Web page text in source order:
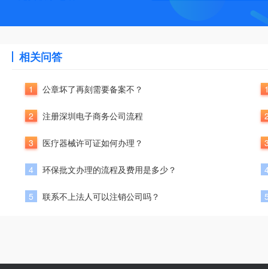
相关问答
1 公章坏了再刻需要备案不？
2 注册深圳电子商务公司流程
3 医疗器械许可证如何办理？
4 环保批文办理的流程及费用是多少？
5 联系不上法人可以注销公司吗？